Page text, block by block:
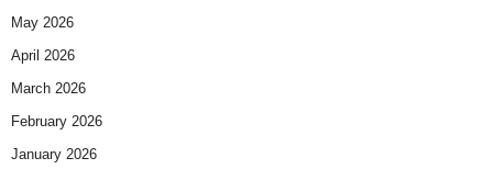
May 2026
April 2026
March 2026
February 2026
January 2026